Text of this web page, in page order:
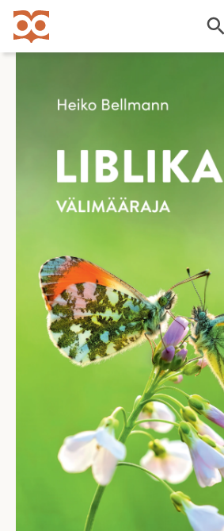
Liigu
edasi
põhisisu
juurde